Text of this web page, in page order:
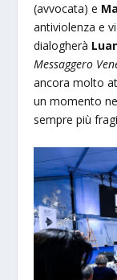
(avvocata) e
antiviolenza e
dialogherà
Messaggero
ancora molto
un momento
sempre più